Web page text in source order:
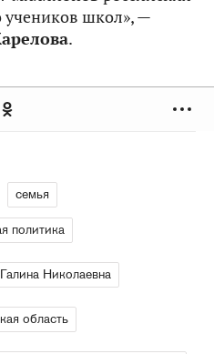
учеников школ», —
.
семья
политика
Николаевна
область